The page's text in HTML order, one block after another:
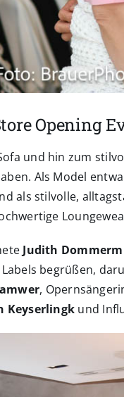
Opening
und hin zum
Als Model
als stilvolle,
Judith
Labels begrüßen,
,
Keyserlingk und